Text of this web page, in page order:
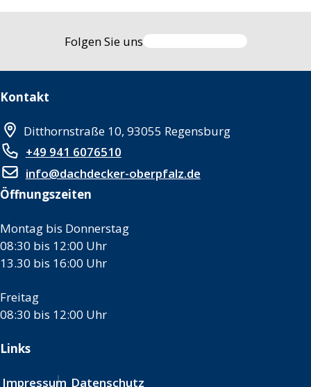
Folgen Sie uns
Kontakt
Ditthornstraße 10, 93055 Regensburg
+49 941 6076510
info@dachdecker-oberpfalz.de
Öffnungszeiten
Montag bis Donnerstag
08:30 bis 12:00 Uhr
13.30 bis 16:00 Uhr
Freitag
08:30 bis 12:00 Uhr
Links
Impressum Datenschutz